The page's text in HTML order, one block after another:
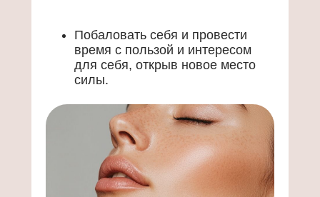
Побаловать себя и провести
время с пользой и интересом
для себя, открыв новое место
силы.